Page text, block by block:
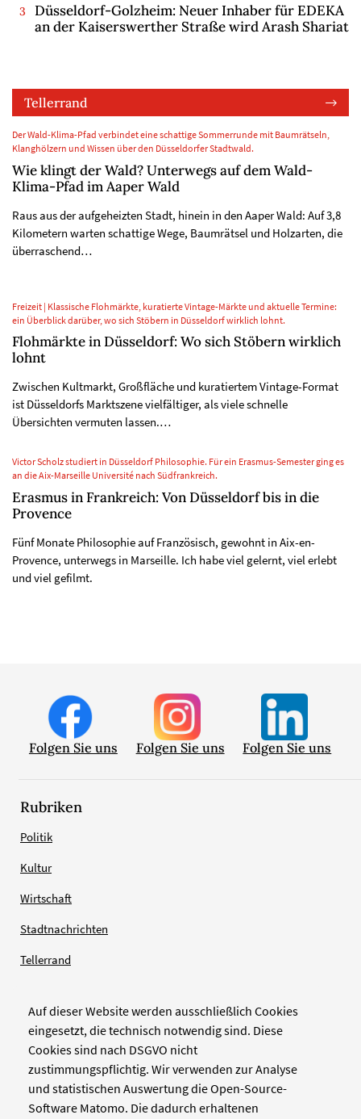
Auf dieser Website werden ausschließlich Cookies
eingesetzt, die technisch notwendig sind. Diese
Cookies sind nach DSGVO nicht
zustimmungspflichtig. Wir verwenden zur Analyse
und statistischen Auswertung die Open-Source-
Software Matomo. Die dadurch erhaltenen
Düsseldorf-Golzheim: Neuer Inhaber für EDEKA
an der Kaiserswerther Straße wird Arash Shariat
Tellerrand
Der Wald-Klima-Pfad verbindet eine schattige Sommerrunde mit Baumrätseln,
Klanghölzern und Wissen über den Düsseldorfer Stadtwald.
Wie klingt der Wald? Unterwegs auf dem Wald-
Klima-Pfad im Aaper Wald
Raus aus der aufgeheizten Stadt, hinein in den Aaper Wald: Auf 3,8
Kilometern warten schattige Wege, Baumrätsel und Holzarten, die
überraschend…
Freizeit | Klassische Flohmärkte, kuratierte Vintage-Märkte und aktuelle Termine:
ein Überblick darüber, wo sich Stöbern in Düsseldorf wirklich lohnt.
Flohmärkte in Düsseldorf: Wo sich Stöbern wirklich
lohnt
Zwischen Kultmarkt, Großfläche und kuratiertem Vintage-Format
ist Düsseldorfs Marktszene vielfältiger, als viele schnelle
Übersichten vermuten lassen.…
Victor Scholz studiert in Düsseldorf Philosophie. Für ein Erasmus-Semester ging es
an die Aix-Marseille Université nach Südfrankreich.
Erasmus in Frankreich: Von Düsseldorf bis in die
Provence
Fünf Monate Philosophie auf Französisch, gewohnt in Aix-en-
Provence, unterwegs in Marseille. Ich habe viel gelernt, viel erlebt
und viel gefilmt.
Folgen Sie uns Folgen Sie uns Folgen Sie uns
Rubriken
Politik
Kultur
Wirtschaft
Stadtnachrichten
Tellerrand
Verlag
Pinienstraße 2
40233 Düsseldorf